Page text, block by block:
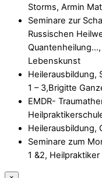
Storms, Armin
Seminare zur
Russischen
Lebenskunst
Heilerausbildung,
1 – 3,Brigitte
EMDR-
Heilerausbildung,
Seminare zum
1 &2,